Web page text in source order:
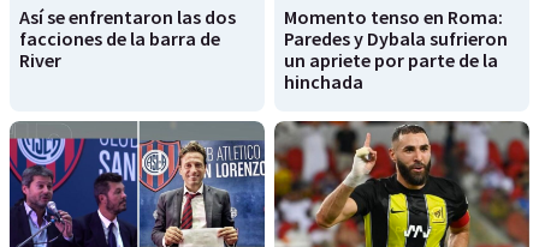
Así se enfrentaron las dos
facciones de la barra de
River
Momento tenso en Roma:
Paredes y Dybala sufrieron
un apriete por parte de la
hinchada